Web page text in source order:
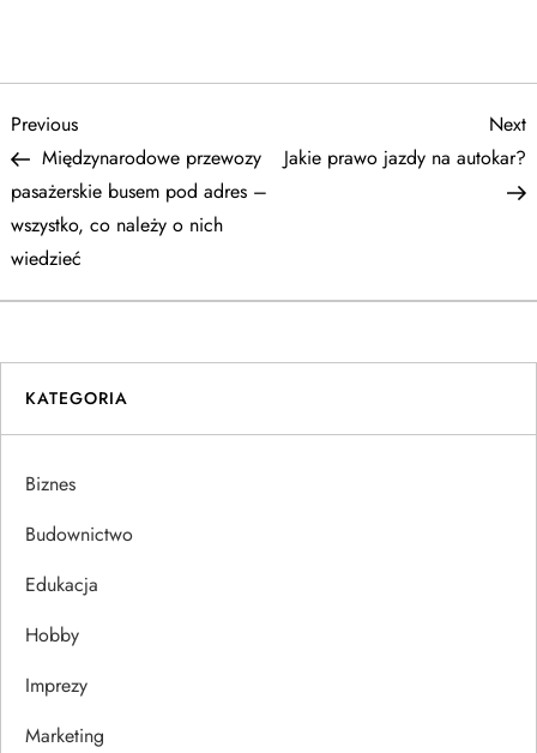
N
a
w
i
g
a
c
a
w
p
Previous
Post
Previous
Międzynarodowe przewozy
pasażerskie busem pod adres –
wszystko, co należy o nich
wiedzieć
Next
Jakie prawo jazdy na autokar?
KATEGORIA
Biznes
Budownictwo
Edukacja
Hobby
Imprezy
Marketing